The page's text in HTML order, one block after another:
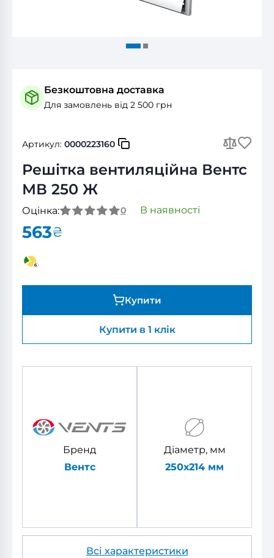
Безкоштовна доставка
Для замовлень від 2 500 грн
Артикул: 0000223160
Решітка вентиляційна Вентс
МВ 250 Ж
Оцінка: 0 В наявності
563₴
Купити
Купити в 1 клік
Бренд
Вентс
Діаметр, мм
250х214 мм
Всі характеристики